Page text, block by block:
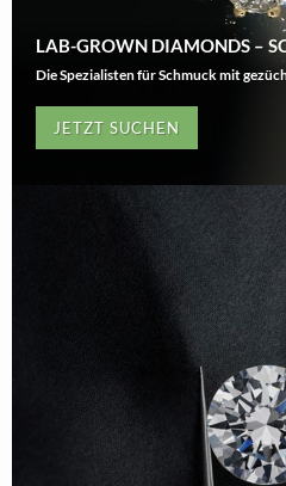
LAB-GROWN DIAMONDS –
Die Spezialisten für Schmuck mit
JETZT SUCHEN